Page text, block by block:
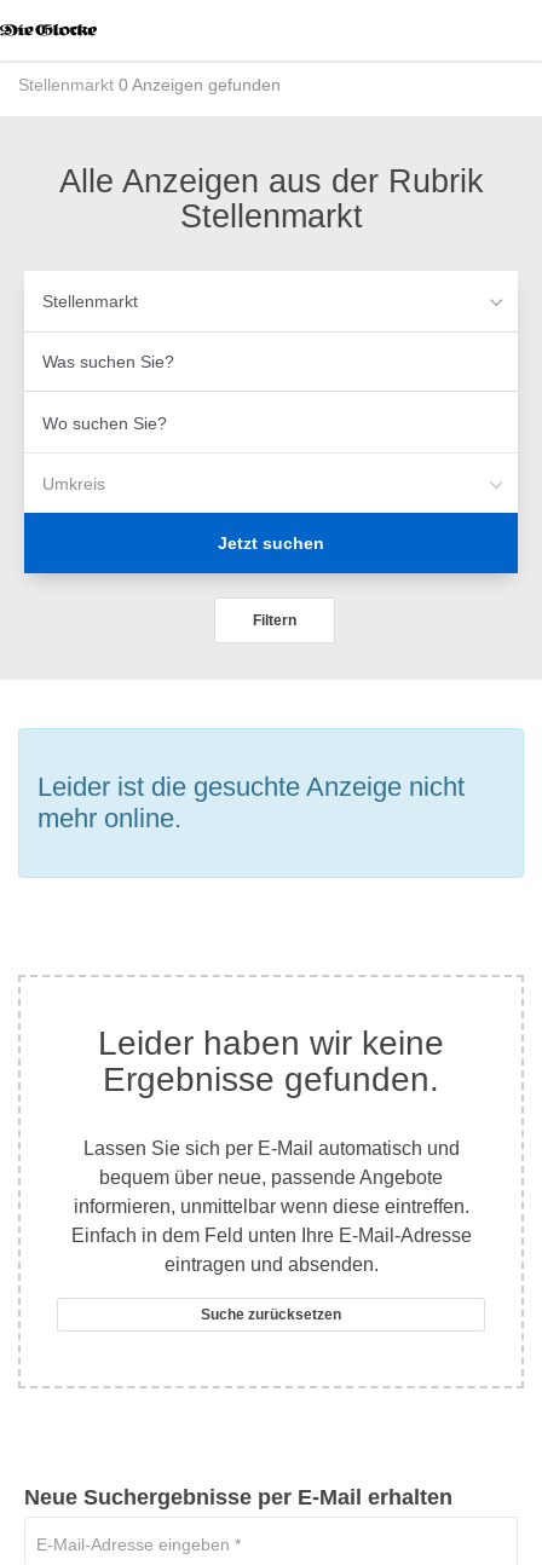
Modus
aktivieren
zurStellenmarkt 0 Anzeigen gefunden
Alle Anzeigen aus der Rubrik
Stellenmarkt
Stellenmarkt
suchen
Sie?
suchen
Umkreis
Jetzt suchen
Filtern
Leider ist die gesuchte Anzeige nicht
mehr online.
Leider haben wir keine
Ergebnisse gefunden.
Lassen Sie sich per E-Mail automatisch und
bequem über neue, passende Angebote
informieren, unmittelbar wenn diese eintreffen.
Einfach in dem Feld unten Ihre E-Mail-Adresse
eintragen und absenden.
Suche zurücksetzen
Neue Suchergebnisse per E-Mail erhalten